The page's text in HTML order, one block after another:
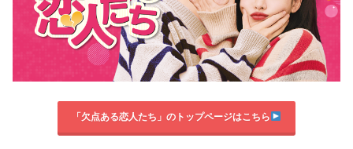
「欠点ある恋人たち」のトップページはこちら